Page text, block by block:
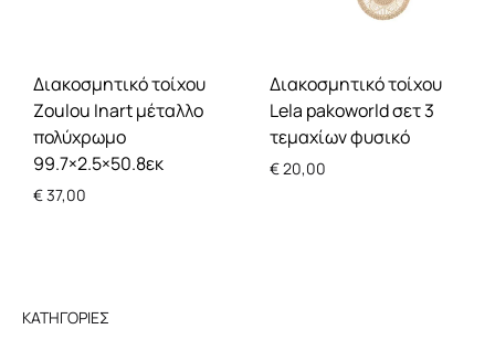
Διακοσμητικό τοίχου
Zoulou Inart μέταλλο
πολύχρωμο
99.7×2.5×50.8εκ
€37,00
Διακοσμητικό τοίχου
Lela pakoworld σετ 3
τεμαχίων φυσικό
€20,00
ΚΑΤΗΓΟΡΊΕΣ